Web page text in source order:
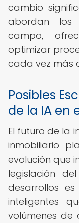
cambio
abordan los
campo,
optimizar
cada vez más
Posibles
de la IA en
El futuro de la
inmobiliario
evolución que
legislación
desarrollos
inteligentes
volúmenes